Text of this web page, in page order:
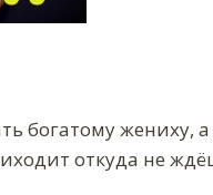
богатому жениху, а
откуда не